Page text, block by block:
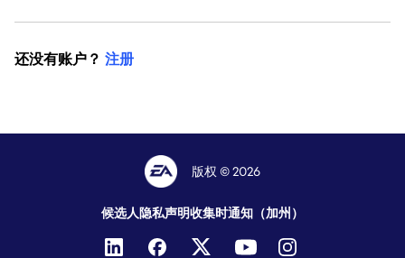
还没有账户？ 注册
版权 © 2026
候选人隐私声明收集时通知（加州）